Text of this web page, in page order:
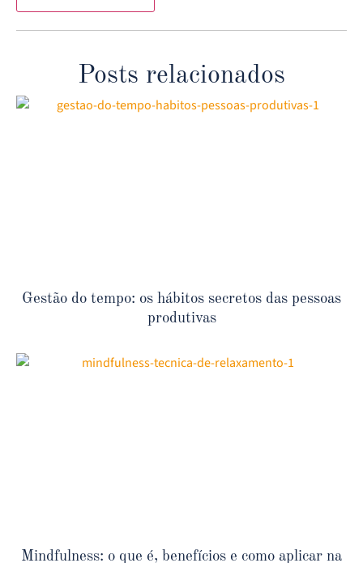
Posts relacionados
Gestão do tempo: os hábitos secretos das pessoas
produtivas
Mindfulness: o que é, benefícios e como aplicar na